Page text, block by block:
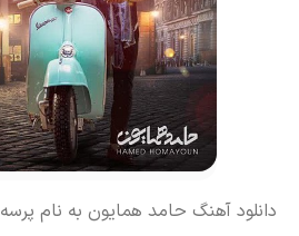
دانلود آهنگ حامد همایون به نام پرسه